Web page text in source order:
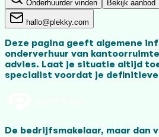
Onderhuurder vinden Bekijk aanbod
hallo@plekky.com
Deze pagina geeft algemene
onderverhuur van
advies. Laat je situatie altijd
specialist voordat je
De bedrijfsmakelaar, maar dan